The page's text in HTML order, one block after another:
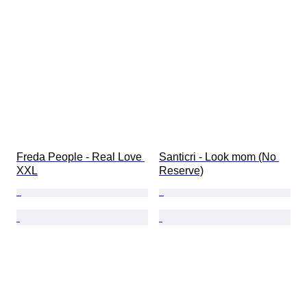
Freda People - Real Love
XXL
Santicri - Look mom (No
Reserve)